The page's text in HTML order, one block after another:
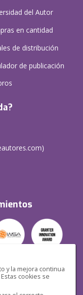
y la mejora continua
cookies se
del Autor
en cantidad
de distribución
de publicación
)